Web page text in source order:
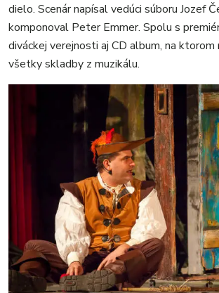
dielo. Scenár napísal vedúci súboru Jozef
komponoval Peter Emmer. Spolu s
diváckej verejnosti aj CD album, na ktorom
všetky skladby z muzikálu.